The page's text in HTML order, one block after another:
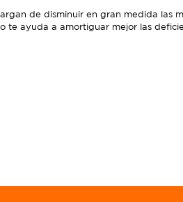
de disminuir en gran medida las
te ayuda a amortiguar mejor las